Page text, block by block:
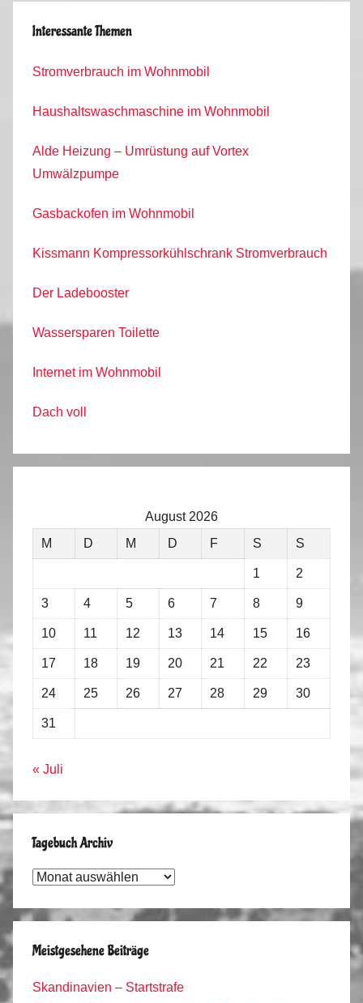
Interessante Themen
Stromverbrauch im Wohnmobil
Haushaltswaschmaschine im Wohnmobil
Alde Heizung – Umrüstung auf Vortex
Umwälzpumpe
Gasbackofen im Wohnmobil
Kissmann Kompressorkühlschrank Stromverbrauch
Der Ladebooster
Wassersparen Toilette
Internet im Wohnmobil
Dach voll
August 2026
M
D M D F S S
1 2
3 4 5 6 7 8 9
10 11 12 13 14 15 16
17 18 19 20 21 22 23
24 25 26 27 28 29 30
31
« Juli
Tagebuch Archiv
Tagebuch
Meistgesehene Beiträge
Skandinavien – Startstrafe